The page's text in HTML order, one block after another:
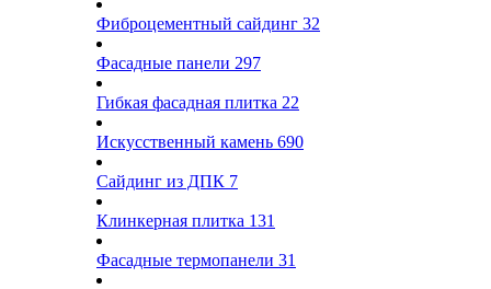
Фиброцементный сайдинг 32
Фасадные панели 297
Гибкая фасадная плитка 22
Искусственный камень 690
Сайдинг из ДПК 7
Клинкерная плитка 131
Фасадные термопанели 31